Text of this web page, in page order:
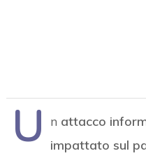
U n attacco
impattato sul